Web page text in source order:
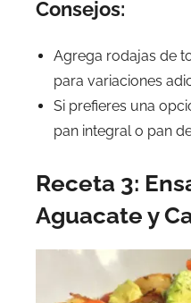
Consejos:
Agrega rodajas de
para variaciones
Si prefieres una
pan integral o pan
Receta 3:
Aguacate y